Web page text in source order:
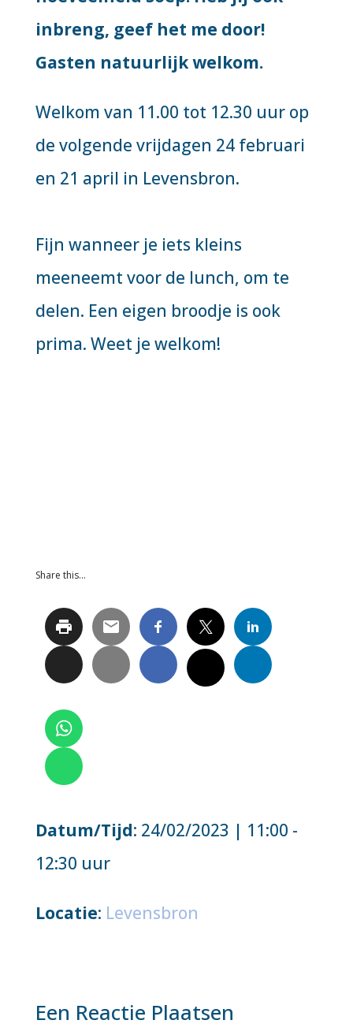
inbreng, geef het me door!
Gasten natuurlijk welkom.
Welkom van 11.00 tot 12.30 uur op
de volgende vrijdagen 24 februari
en 21 april in Levensbron.
Fijn wanneer je iets kleins
meeneemt voor de lunch, om te
delen. Een eigen broodje is ook
prima. Weet je welkom!
Share this…
Datum/Tijd: 24/02/2023 | 11:00 -
12:30 uur
Locatie: Levensbron
Een Reactie Plaatsen